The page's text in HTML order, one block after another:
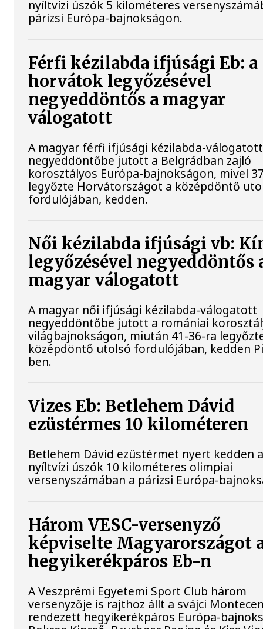
nyíltvízi úszók 5 kilométeres
párizsi Európa-bajnokságon.
Férfi kézilabda ifjúsági Eb: a
horvátok legyőzésével
negyeddöntős a magyar
válogatott
A magyar férfi ifjúsági kézilabda-válogatott
negyeddöntőbe jutott a Belgrádban zajló
korosztályos Európa-bajnokságon, mivel
legyőzte Horvátországot a középdöntő
fordulójában, kedden.
Női kézilabda ifjúsági vb:
legyőzésével negyeddöntős
magyar válogatott
A magyar női ifjúsági kézilabda-válogatott
negyeddöntőbe jutott a romániai
világbajnokságon, miután 41-36-ra
középdöntő utolsó fordulójában, kedden
ben.
Vizes Eb: Betlehem Dávid
ezüstérmes 10 kilométeren
Betlehem Dávid ezüstérmet nyert kedden
nyíltvízi úszók 10 kilométeres olimpiai
versenyszámában a párizsi Európa-
Három VESC-versenyző
képviselte Magyarországot
hegyikerékpáros Eb-n
A Veszprémi Egyetemi Sport Club három
versenyzője is rajthoz állt a svájci
rendezett hegyikerékpáros Európa-